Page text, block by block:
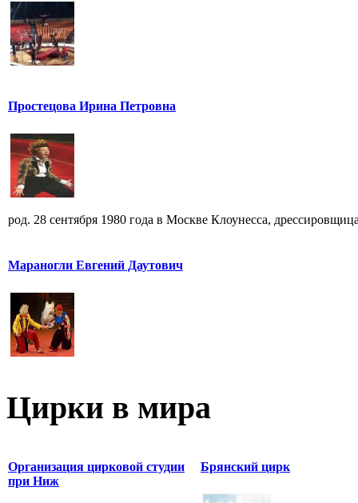
Простецова Ирина Петровна
род. 28 сентября 1980 года в Москве Клоунесса,
Мараногли Евгений Даутович
Цирки в мира
Организация цирковой студии
при Ниж
Брянский цирк